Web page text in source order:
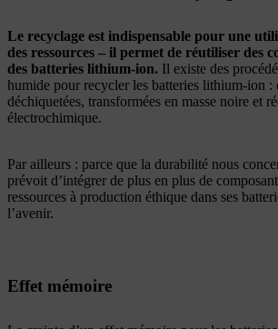
Le recyclage est indispensable pour une
des ressources – il permet de réutiliser des
des batteries lithium-ion. Il existe des
humide pour recycler les batteries lithium-ion :
déchiquetées, transformées en masse noire et
électrochimique.
Par ailleurs : parce que la durabilité nous
prévoit d’intégrer de plus en plus de
ressources à production éthique dans ses
l’avenir.
Effet mémoire